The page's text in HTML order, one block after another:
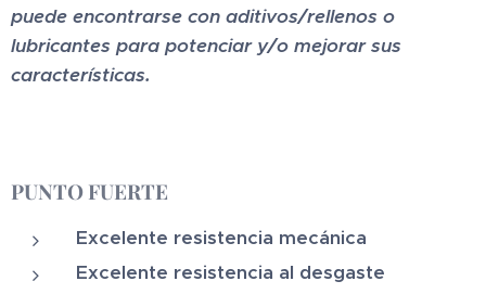
puede encontrarse con aditivos/rellenos o
lubricantes para potenciar y/o mejorar sus
características.
PUNTO FUERTE
Excelente resistencia mecánica
Excelente resistencia al desgaste